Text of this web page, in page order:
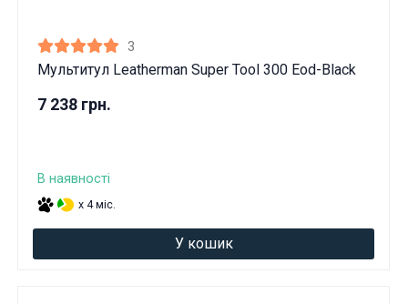
3
Мультитул Leatherman Super Tool 300 Eod-Black
7 238 грн.
В наявності
x 4 міс.
У кошик